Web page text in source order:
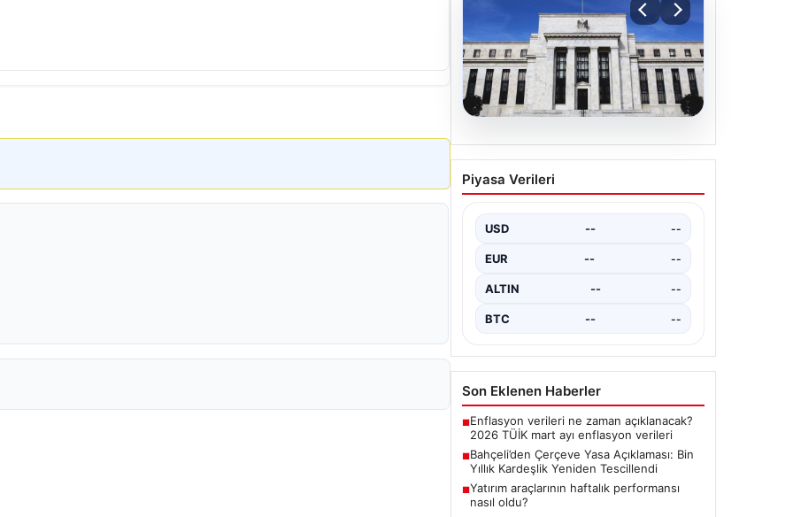
04.08.2026
Fed faizi sabit tuttu
{"title": "ABD Merkez Bankası Fed
Piyasa Verileri
USD -- --
EUR -- --
ALTIN -- --
BTC -- --
Son Eklenen Haberler
■Enflasyon verileri ne zaman açıklanacak?
2026 TÜİK mart ayı enflasyon verileri
■Bahçeli’den Çerçeve Yasa Açıklaması: Bin
Yıllık Kardeşlik Yeniden Tescillendi
■Yatırım araçlarının haftalık performansı
nasıl oldu?